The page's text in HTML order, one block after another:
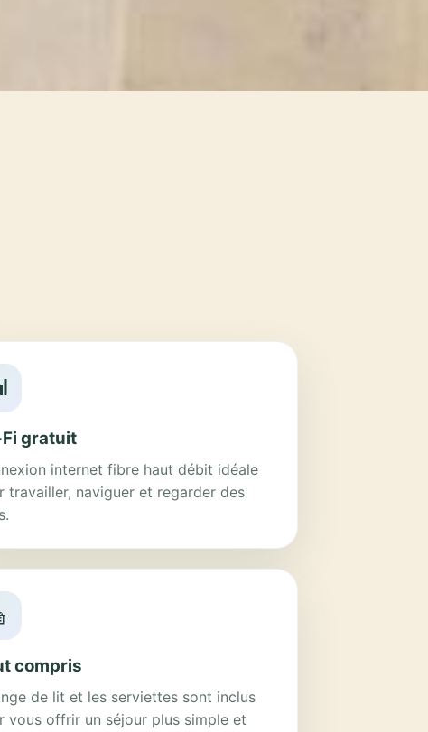
gratuit
internet fibre haut débit idéale
travailler, naviguer et regarder des
compris
de lit et les serviettes sont inclus
vous offrir un séjour plus simple et